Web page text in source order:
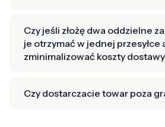
Czy jeśli złożę dwa oddzielne
je otrzymać w jednej przesyłce
zminimalizować koszty
Czy dostarczacie towar poza